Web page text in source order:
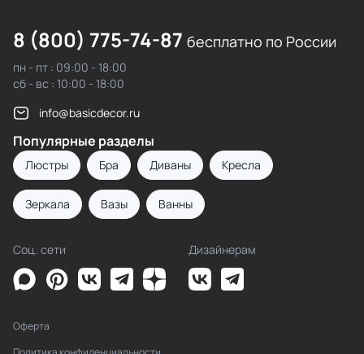
8 (800) 775-74-87 бесплатно по России
пн - пт : 09:00 - 18:00
сб - вс : 10:00 - 18:00
info@basicdecor.ru
Популярные разделы
Люстры Бра Диваны Кресла
Зеркала Вазы Ванны
Соц. сети Дизайнерам
Оферта